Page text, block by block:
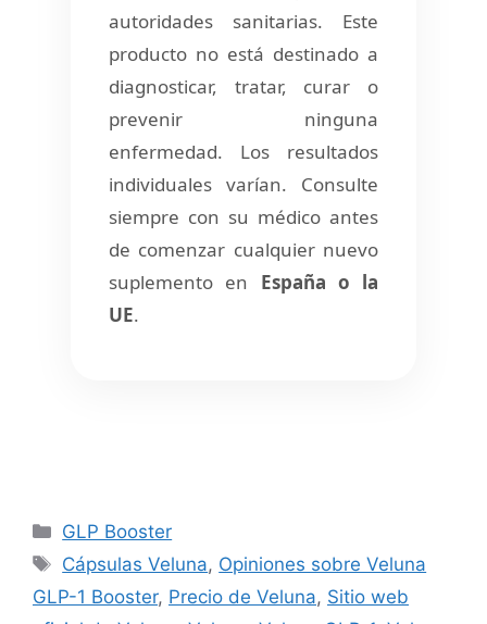
autoridades sanitarias. Este
producto no está destinado a
diagnosticar, tratar, curar o
prevenir ninguna
enfermedad. Los resultados
individuales varían. Consulte
siempre con su médico antes
de comenzar cualquier nuevo
suplemento en España o la
UE.
Categories
GLP Booster
Tags
Cápsulas Veluna, Opiniones sobre Veluna
GLP-1 Booster, Precio de Veluna, Sitio web